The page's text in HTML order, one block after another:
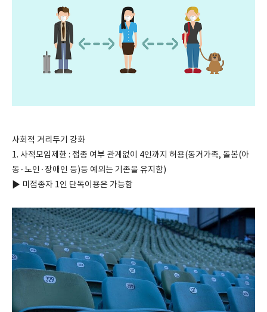
사회적 거리두기 강화
1. 사적모임제한 : 접종 여부 관계없이 4인까지 허용(동거가족, 돌봄(아
동·노인·장애인 등)등 예외는 기존을 유지함)
▶ 미접종자 1인 단독이용은 가능함